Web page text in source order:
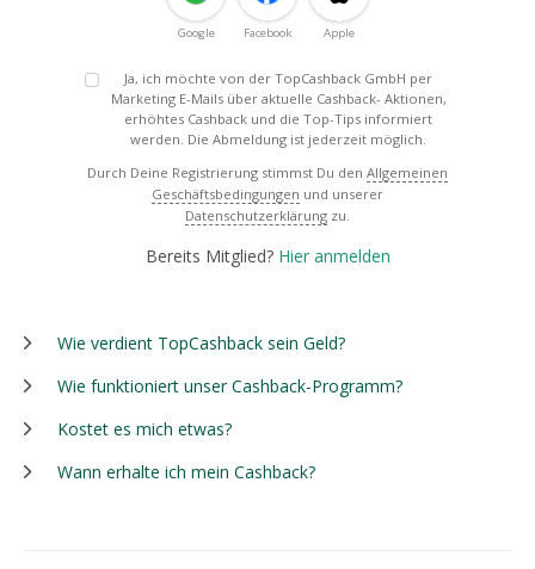
Google Facebook Apple
Ja, ich möchte von der TopCashback GmbH per
Marketing E-Mails über aktuelle Cashback- Aktionen,
erhöhtes Cashback und die Top-Tips informiert
werden. Die Abmeldung ist jederzeit möglich.
Durch Deine Registrierung stimmst Du den Allgemeinen
Geschäftsbedingungen und unserer
Datenschutzerklärung zu.
Bereits Mitglied? Hier anmelden
Wie verdient TopCashback sein Geld?
Wie funktioniert unser Cashback-Programm?
Kostet es mich etwas?
Wann erhalte ich mein Cashback?